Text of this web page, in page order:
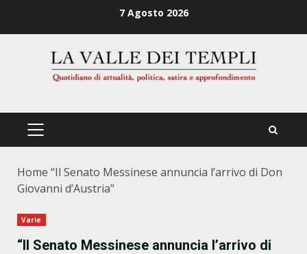
7 Agosto 2026
PRIMÄRES
Home “Il Senato Messinese annuncia l’arrivo di Don
Giovanni d’Austria”
Varie
“Il Senato Messinese annuncia l’arrivo di